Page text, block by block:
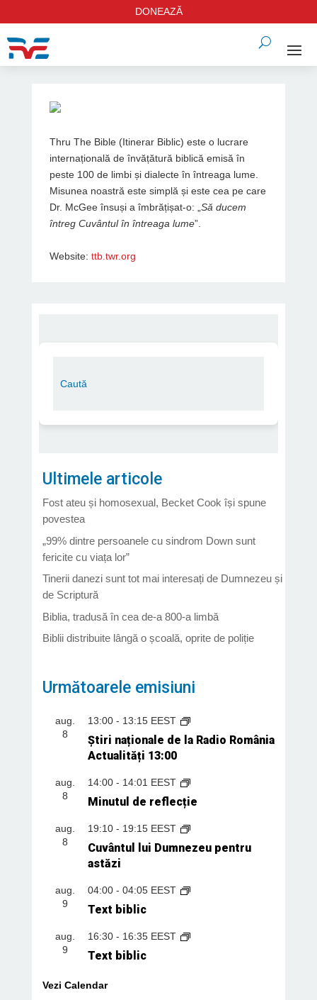
DONEAZĂ
Thru The Bible (Itinerar Biblic) este o lucrare
internațională de învățătură biblică emisă în
peste 100 de limbi și dialecte în întreaga lume.
Misunea noastră este simplă și este cea pe care
Dr. McGee însuși a îmbrățișat-o: „ Să ducem
întreg Cuvântul în întreaga lume”.
Website: ttb.twr.org
Ultimele articole
Fost ateu și homosexual, Becket Cook își spune
povestea
„99% dintre persoanele cu sindrom Down sunt
fericite cu viața lor”
Tinerii danezi sunt tot mai interesați de Dumnezeu și
de Scriptură
Biblia, tradusă în cea de-a 800-a limbă
Biblii distribuite lângă o școală, oprite de poliție
Următoarele emisiuni
aug.
8
13:00- 13:15 EEST
Știri naționale de la Radio România
Actualități 13:00
aug.
8
14:00- 14:01 EEST
Minutul de reflecție
aug.
8
19:10- 19:15 EEST
Cuvântul lui Dumnezeu pentru
astăzi
aug.
9
04:00- 04:05 EEST
Text biblic
aug.
9
16:30- 16:35 EEST
Text biblic
Vezi Calendar